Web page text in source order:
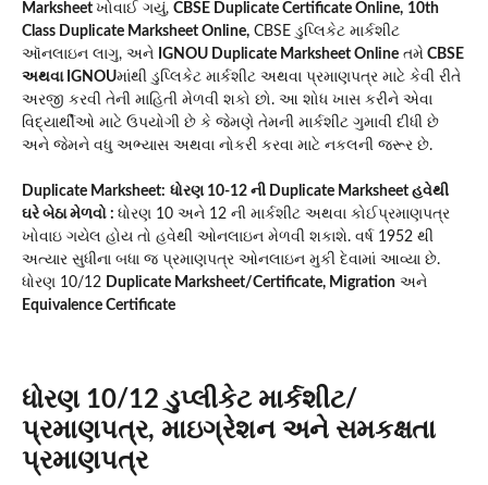
Marksheet ખોવાઈ ગયું, CBSE Duplicate Certificate Online, 10th
Class Duplicate Marksheet Online, CBSE ડુપ્લિકેટ માર્કશીટ
ઑનલાઇન લાગુ, અને IGNOU Duplicate Marksheet Online તમે CBSE
અથવા IGNOUમાંથી ડુપ્લિકેટ માર્કશીટ અથવા પ્રમાણપત્ર માટે કેવી રીતે
અરજી કરવી તેની માહિતી મેળવી શકો છો. આ શોધ ખાસ કરીને એવા
વિદ્યાર્થીઓ માટે ઉપયોગી છે કે જેમણે તેમની માર્કશીટ ગુમાવી દીધી છે
અને જેમને વધુ અભ્યાસ અથવા નોકરી કરવા માટે નકલની જરૂર છે.
Duplicate Marksheet: ધોરણ 10-12 ની Duplicate Marksheet હવેથી
ઘરે બેઠા મેળવો : ધોરણ 10 અને 12 ની માર્કશીટ અથવા કોઈપ્રમાણપત્ર
ખોવાઇ ગયેલ હોય તો હવેથી ઓનલાઇન મેળવી શકાશે. વર્ષ 1952 થી
અત્યાર સુધીના બધા જ પ્રમાણપત્ર ઓનલાઇન મુકી દેવામાં આવ્યા છે.
ધોરણ 10/12 Duplicate Marksheet/Certificate, Migration અને
Equivalence Certificate
ધોરણ 10/12 ડુપ્લીકેટ માર્કશીટ/
પ્રમાણપત્ર, માઇગ્રેશન અને સમકક્ષતા
પ્રમાણપત્ર